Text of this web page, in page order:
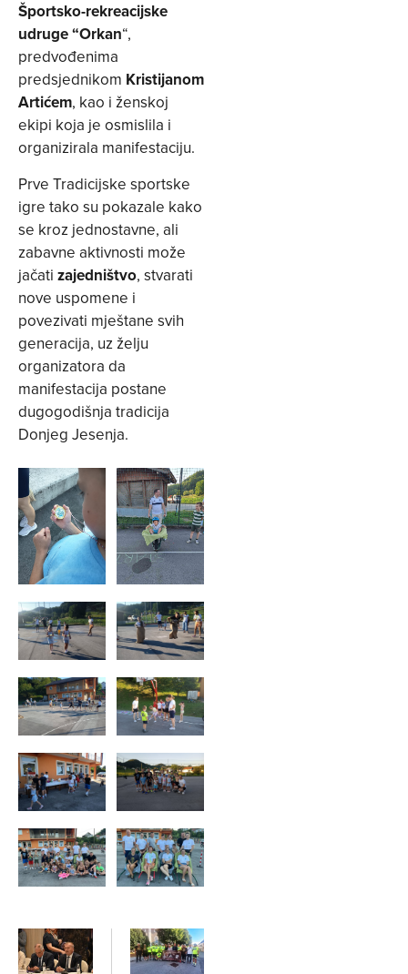
Športsko-rekreacijske
udruge “Orkan“,
predvođenima
predsjednikom Kristijanom
Artićem, kao i ženskoj
ekipi koja je osmislila i
organizirala manifestaciju.
Prve Tradicijske sportske
igre tako su pokazale kako
se kroz jednostavne, ali
zabavne aktivnosti može
jačati zajedništvo, stvarati
nove uspomene i
povezivati mještane svih
generacija, uz želju
organizatora da
manifestacija postane
dugogodišnja tradicija
Donjeg Jesenja.